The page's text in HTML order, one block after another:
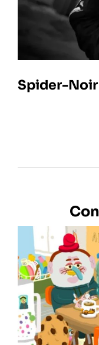
Spider-Noir